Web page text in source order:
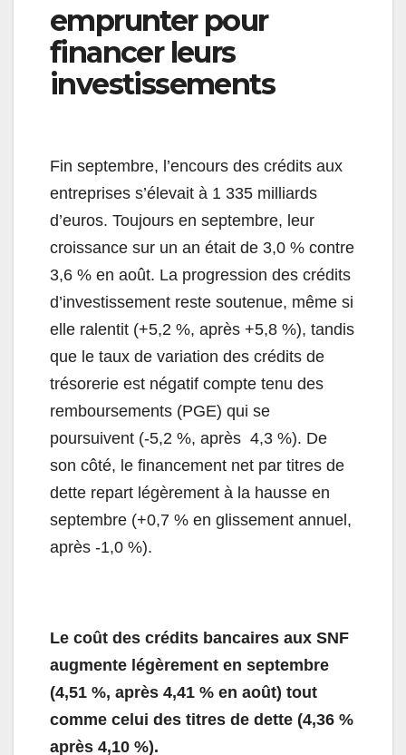
emprunter pour
financer leurs
investissements
Fin septembre, l’encours des crédits aux
entreprises s’élevait à 1 335 milliards
d’euros. Toujours en septembre, leur
croissance sur un an était de 3,0 % contre
3,6 % en août. La progression des crédits
d’investissement reste soutenue, même si
elle ralentit (+5,2 %, après +5,8 %), tandis
que le taux de variation des crédits de
trésorerie est négatif compte tenu des
remboursements (PGE) qui se
poursuivent (-5,2 %, après 4,3 %). De
son côté, le financement net par titres de
dette repart légèrement à la hausse en
septembre (+0,7 % en glissement annuel,
après -1,0 %).
Le coût des crédits bancaires aux SNF
augmente légèrement en septembre
(4,51 %, après 4,41 % en août) tout
comme celui des titres de dette (4,36 %
après 4,10 %).